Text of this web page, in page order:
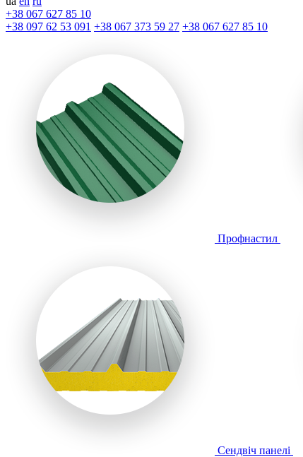
+38 067 627 85 10
+38 097 62 53 091 +38 067 373 59 27 +38 067 627 85 10
Профнастил
Сендвіч панелі